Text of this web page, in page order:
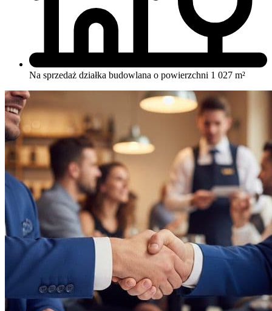
Na sprzedaż działka budowlana o powierzchni 1 027 m²